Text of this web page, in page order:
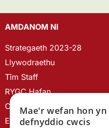
AMDANOM NI
Strategaeth 2023-28
Llywodraethu
Tîm Staff
RYGC Hafan
Canllawiau brandio
Ein Hanes
Mae'r wefan hon yn
defnyddio cwcis